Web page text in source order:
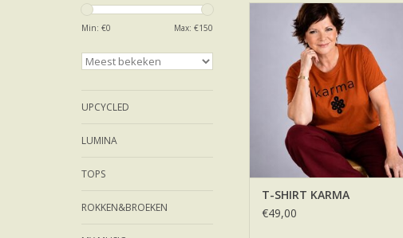
Min: €0 Max: €150
UPCYCLED
LUMINA
TOPS
ROKKEN&BROEKEN
T-SHIRT KARMA
TOEVOEGEN AAN WINKELWAGEN
T-SHIRT KARMA
€49,00